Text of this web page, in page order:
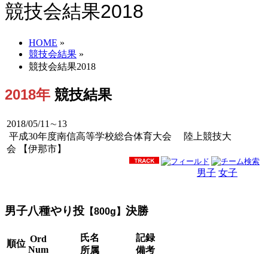
競技会結果2018
HOME »
競技会結果 »
競技会結果2018
2018年 競技結果
2018/05/11∼13
平成30年度南信高等学校総合体育大会 陸上競技大
会 【伊那市】
男子 女子
男子八種やり投 【800g】 決勝
順位 Ord
Num
氏名
所属
記録
備考